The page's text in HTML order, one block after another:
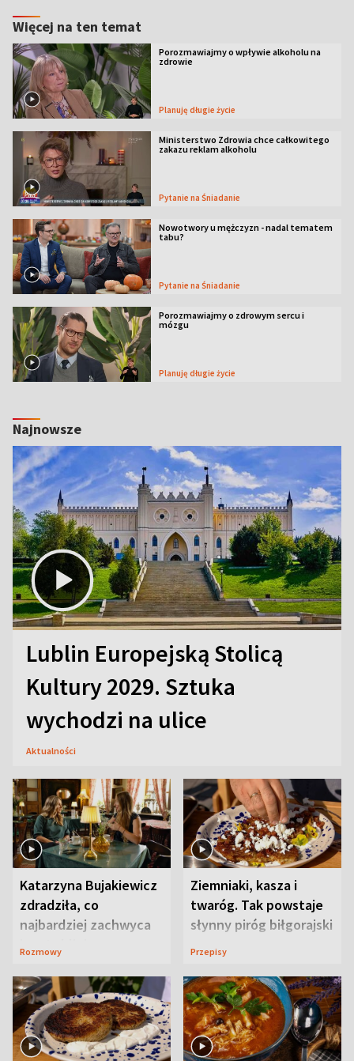
Więcej na ten temat
Porozmawiajmy o wpływie alkoholu na
zdrowie
Planuję długie życie
Ministerstwo Zdrowia chce całkowitego
zakazu reklam alkoholu
Pytanie na Śniadanie
Nowotwory u mężczyzn - nadal tematem
tabu?
Pytanie na Śniadanie
Porozmawiajmy o zdrowym sercu i
mózgu
Planuję długie życie
Najnowsze
Lublin Europejską Stolicą
Kultury 2029. Sztuka
wychodzi na ulice
Aktualności
Katarzyna Bujakiewicz
zdradziła, co
najbardziej zachwyca
ją w Lublinie
Rozmowy
Ziemniaki, kasza i
twaróg. Tak powstaje
słynny piróg biłgorajski
Przepisy